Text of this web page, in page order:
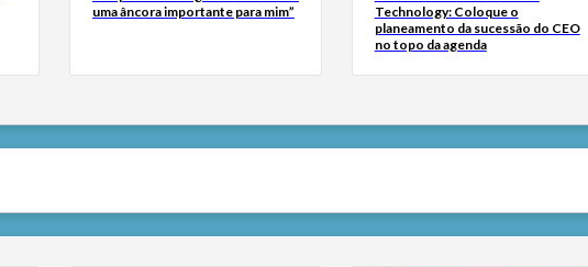
uma âncora importante para mim”
Technology: Coloque o
planeamento da sucessão do CEO
no topo da agenda